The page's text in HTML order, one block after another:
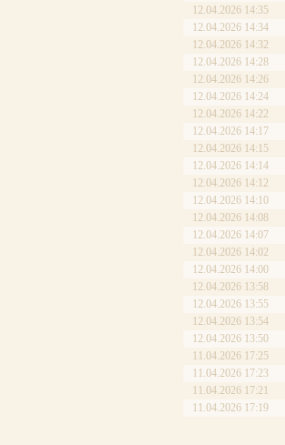
12.04.2026 14:35
12.04.2026 14:34
12.04.2026 14:32
12.04.2026 14:28
12.04.2026 14:26
12.04.2026 14:24
12.04.2026 14:22
12.04.2026 14:17
12.04.2026 14:15
12.04.2026 14:14
12.04.2026 14:12
12.04.2026 14:10
12.04.2026 14:08
12.04.2026 14:07
12.04.2026 14:02
12.04.2026 14:00
12.04.2026 13:58
12.04.2026 13:55
12.04.2026 13:54
12.04.2026 13:50
11.04.2026 17:25
11.04.2026 17:23
11.04.2026 17:21
11.04.2026 17:19